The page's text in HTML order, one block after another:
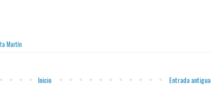
Martín
Entrada antigua
Inicio